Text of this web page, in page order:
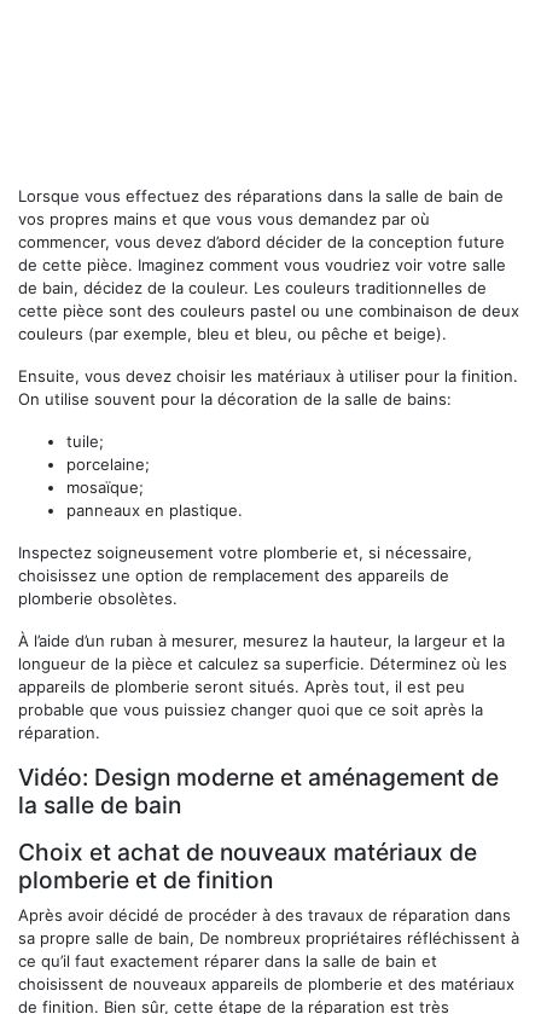
Lorsque vous effectuez des réparations dans la salle de bain de
vos propres mains et que vous vous demandez par où
commencer, vous devez d’abord décider de la conception future
de cette pièce. Imaginez comment vous voudriez voir votre salle
de bain, décidez de la couleur. Les couleurs traditionnelles de
cette pièce sont des couleurs pastel ou une combinaison de deux
couleurs (par exemple, bleu et bleu, ou pêche et beige).
Ensuite, vous devez choisir les matériaux à utiliser pour la finition.
On utilise souvent pour la décoration de la salle de bains:
tuile;
porcelaine;
mosaïque;
panneaux en plastique.
Inspectez soigneusement votre plomberie et, si nécessaire,
choisissez une option de remplacement des appareils de
plomberie obsolètes.
À l’aide d’un ruban à mesurer, mesurez la hauteur, la largeur et la
longueur de la pièce et calculez sa superficie. Déterminez où les
appareils de plomberie seront situés. Après tout, il est peu
probable que vous puissiez changer quoi que ce soit après la
réparation.
Vidéo: Design moderne et aménagement de
la salle de bain
Choix et achat de nouveaux matériaux de
plomberie et de finition
Après avoir décidé de procéder à des travaux de réparation dans
sa propre salle de bain, De nombreux propriétaires réfléchissent à
ce qu’il faut exactement réparer dans la salle de bain et
choisissent de nouveaux appareils de plomberie et des matériaux
de finition. Bien sûr, cette étape de la réparation est très